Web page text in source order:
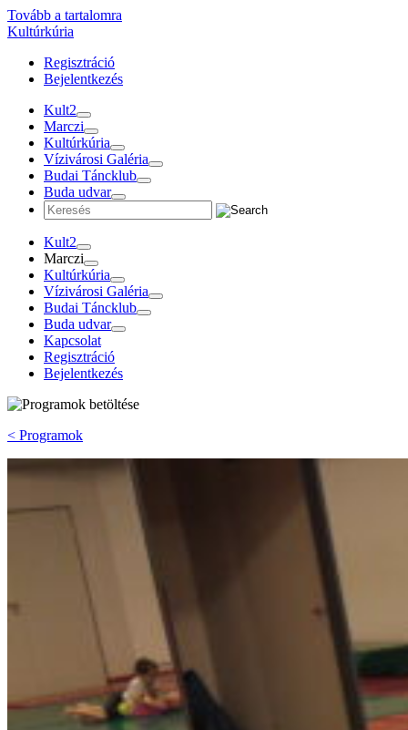
Tovább a tartalomra
Kultúrkúria
Regisztráció
Bejelentkezés
Kult2
Marczi
Kultúrkúria
Vízivárosi Galéria
Budai Táncklub
Buda udvar
Kult2
Marczi
Kultúrkúria
Vízivárosi Galéria
Budai Táncklub
Buda udvar
Kapcsolat
Regisztráció
Bejelentkezés
< Programok